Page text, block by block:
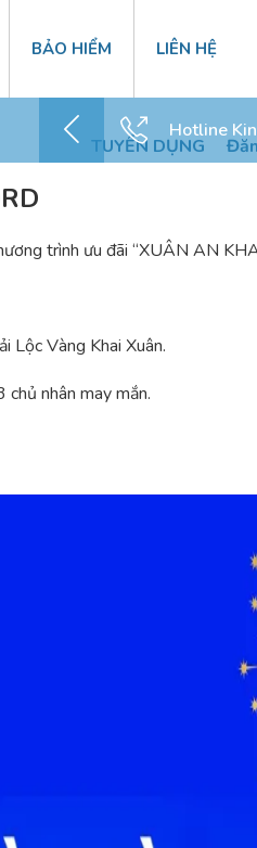
BẢO HIỂM LIÊN HỆ
TUYỂN DỤNG
Hotline
trình ưu đãi “XUÂN AN
Lộc Vàng Khai Xuân.
nhân may mắn.